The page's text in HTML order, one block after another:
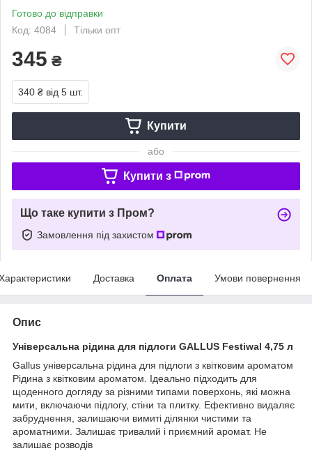
Готово до відправки
Код: 4084
Тільки опт
345 ₴
340 ₴ від 5 шт.
Купити
або
Купити з
Що таке купити з Пром?
Замовлення під захистом
Доставка Оплата Умови повернення
Опис
Універсальна рідина для підлоги GALLUS Festiwal 4,75 л
Gallus універсальна рідина для підлоги з квітковим ароматом
Рідина з квітковим ароматом. Ідеально підходить для
щоденного догляду за різними типами поверхонь, які можна
мити, включаючи підлогу, стіни та плитку. Ефективно видаляє
забруднення, залишаючи вимиті ділянки чистими та
ароматними. Залишає тривалий і приємний аромат. Не
залишає розводів